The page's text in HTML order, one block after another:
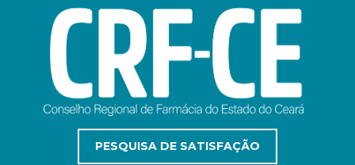
PESQUISA DE SATISFAÇÃO